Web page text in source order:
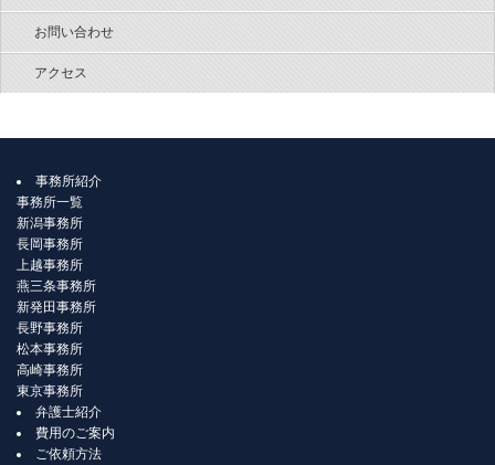
お問い合わせ
アクセス
事務所紹介
事務所一覧
新潟事務所
長岡事務所
上越事務所
燕三条事務所
新発田事務所
長野事務所
松本事務所
高崎事務所
東京事務所
弁護士紹介
費用のご案内
ご依頼方法